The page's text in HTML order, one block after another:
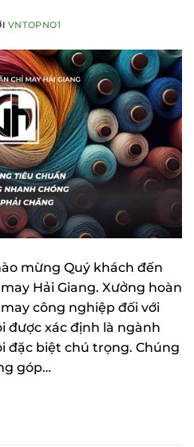
VNTOPNO1
mừng Quý khách đến
Hải Giang. Xưởng hoàn
công nghiệp đối với
được xác định là ngành
đặc biệt chú trọng. Chúng
góp…